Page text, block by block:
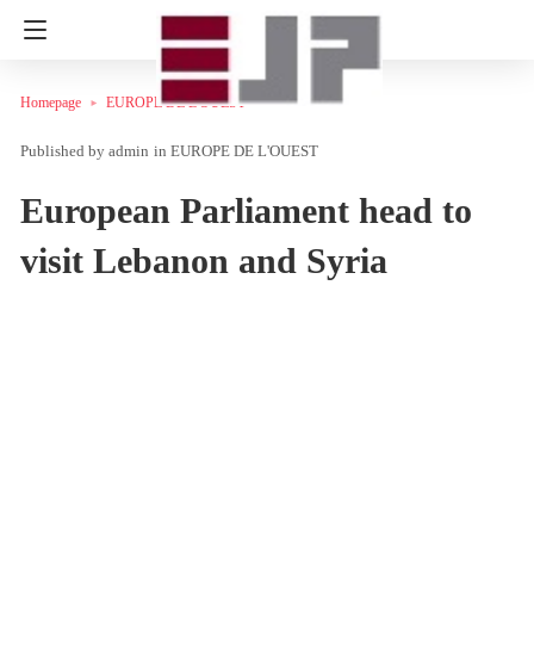
Homepage EUROPE DE L'OUEST
admin in EUROPE DE L'OUEST
European Parliament head to
visit Lebanon and Syria